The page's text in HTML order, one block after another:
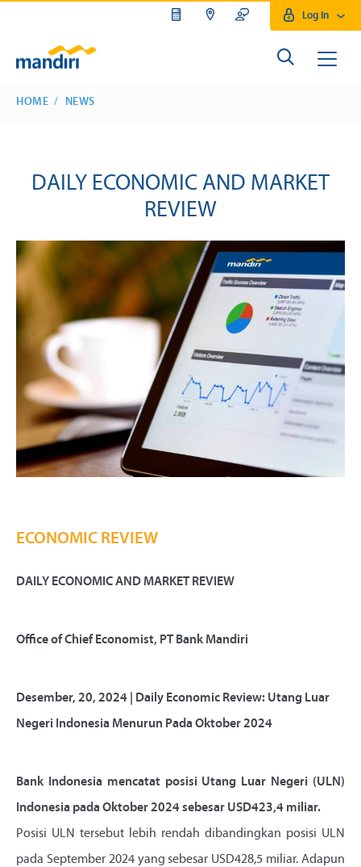
Log In
HOME NEWS
DAILY ECONOMIC AND MARKET
REVIEW
ECONOMIC REVIEW
DAILY ECONOMIC AND MARKET REVIEW
Office of Chief Economist, PT Bank Mandiri
Desember, 20, 2024 | Daily Economic Review: Utang Luar
Negeri Indonesia Menurun Pada Oktober 2024
Bank Indonesia mencatat posisi Utang Luar Negeri (ULN)
Indonesia pada Oktober 2024 sebesar USD423,4 miliar.
Posisi ULN tersebut lebih rendah dibandingkan posisi ULN
pada September 2024 yang sebesar USD428,5 miliar. Adapun